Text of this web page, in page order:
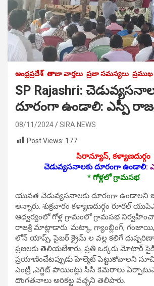
ఆంధ్రప్రదేశ్ తాజా వార్తలు ప్రజా సమస్యలు ప్రముఖ
SP Rajashri:
దూరంగా ఉండాలి: ఎస్పీ
08/11/2024
SIRA NEWS
Post Views: 177
సిరాన్యూస్‌, కళ్యాణదుర్గం
చెడువ్య‌స‌నాల‌కు దూరంగా ఉండాలి:
* గోళ్లలో గ్రామసభ
యువత చెడువ్యసనాలకు దూరంగా ఉండాలని
అన్నారు. శుక్ర‌వారం కళ్యాణదుర్గం రూరల్
ఆధ్వర్యంలో గోళ్ల గ్రామంలో గ్రామసభ
రాజశ్రీ మాట్లాడారు. మట్కా, గ్యాంబ్లింగ్, గంజాయి,
లోన్ యాప్స్, సైబర్ క్రైమ్ ల వల్ల కలిగే
ప్రజలకు తెలియ‌జేశారు. ప్రతి ఒక్కరు మోటార్
ప్రయాణించేటప్పుడు హెల్మెట్ పెట్టుకోవాలని
ఎంట్రీ ,ఎగ్జిట్ పాయింట్లు సీసీ కెమెరాలు
దొంగతనాలు అరికట్ట వచ్చని తెలిపారు.